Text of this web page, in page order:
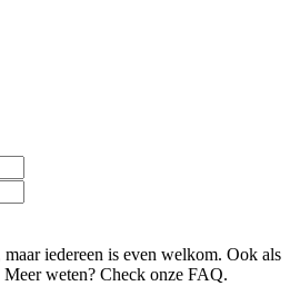
iedereen is even welkom. Ook als
weten? Check onze FAQ.